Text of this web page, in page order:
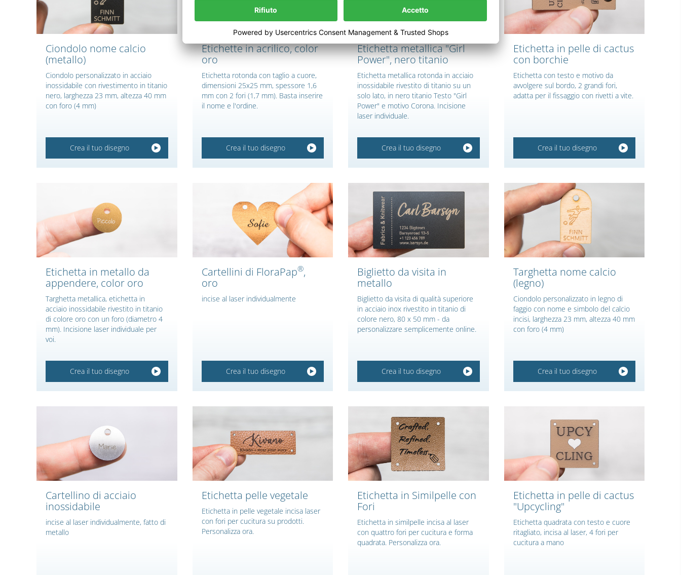
Ciondolo nome calcio
(metallo)
Ciondolo personalizzato in acciaio
inossidabile con rivestimento in titanio
nero, larghezza 23 mm, altezza 40 mm
con foro (4 mm)
Crea il tuo disegno
Etichette in acrilico, color
oro
Etichetta rotonda con taglio a cuore,
dimensioni 25x25 mm, spessore 1,6
mm con 2 fori (1,7 mm). Basta inserire
il nome e l'ordine.
Crea il tuo disegno
Etichetta metallica "Girl
Power", nero titanio
Etichetta metallica rotonda in acciaio
inossidabile rivestito di titanio su un
solo lato, in nero titanio Testo "Girl
Power" e motivo Corona. Incisione
laser individuale.
Crea il tuo disegno
Etichetta in pelle di cactus
con borchie
Etichetta con testo e motivo da
avvolgere sul bordo, 2 grandi fori,
adatta per il fissaggio con rivetti a vite.
Crea il tuo disegno
Etichetta in metallo da
appendere, color oro
Targhetta metallica, etichetta in
acciaio inossidabile rivestito in titanio
di colore oro con un foro (diametro 4
mm). Incisione laser individuale per
voi.
Crea il tuo disegno
Cartellini di FloraPap®,
oro
incise al laser individualmente
Crea il tuo disegno
Biglietto da visita in
metallo
Biglietto da visita di qualità superiore
in acciaio inox rivestito in titanio di
colore nero, 80 x 50 mm - da
personalizzare semplicemente online.
Crea il tuo disegno
Targhetta nome calcio
(legno)
Ciondolo personalizzato in legno di
faggio con nome e simbolo del calcio
incisi, larghezza 23 mm, altezza 40 mm
con foro (4 mm)
Crea il tuo disegno
Cartellino di acciaio
inossidabile
incise al laser individualmente, fatto di
metallo
Etichetta pelle vegetale
Etichetta in pelle vegetale incisa laser
con fori per cucitura su prodotti.
Personalizza ora.
Etichetta in Similpelle con
Fori
Etichetta in similpelle incisa al laser
con quattro fori per cucitura e forma
quadrata. Personalizza ora.
Etichetta in pelle di cactus
"Upcycling"
Etichetta quadrata con testo e cuore
ritagliato, incisa al laser, 4 fori per
cucitura a mano